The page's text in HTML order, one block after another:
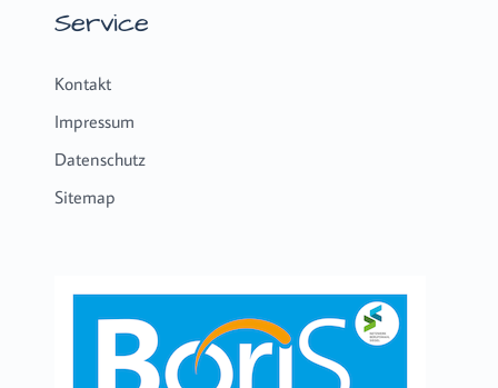
Service
Kontakt
Impressum
Datenschutz
Sitemap